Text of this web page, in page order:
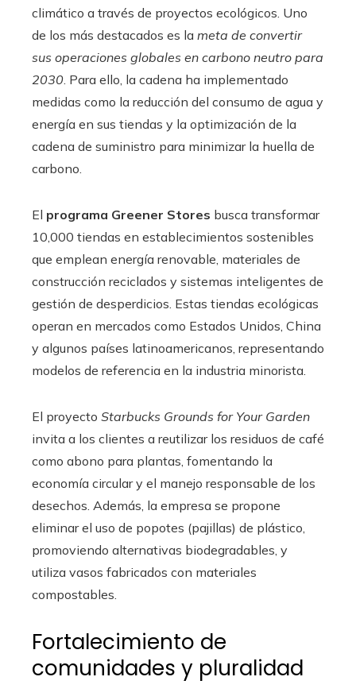
climático a través de proyectos ecológicos. Uno
de los más destacados es la meta de convertir
sus operaciones globales en carbono neutro para
2030. Para ello, la cadena ha implementado
medidas como la reducción del consumo de agua y
energía en sus tiendas y la optimización de la
cadena de suministro para minimizar la huella de
carbono.
El programa Greener Stores busca transformar
10,000 tiendas en establecimientos sostenibles
que emplean energía renovable, materiales de
construcción reciclados y sistemas inteligentes de
gestión de desperdicios. Estas tiendas ecológicas
operan en mercados como Estados Unidos, China
y algunos países latinoamericanos, representando
modelos de referencia en la industria minorista.
El proyecto Starbucks Grounds for Your Garden
invita a los clientes a reutilizar los residuos de café
como abono para plantas, fomentando la
economía circular y el manejo responsable de los
desechos. Además, la empresa se propone
eliminar el uso de popotes (pajillas) de plástico,
promoviendo alternativas biodegradables, y
utiliza vasos fabricados con materiales
compostables.
Fortalecimiento de
comunidades y pluralidad